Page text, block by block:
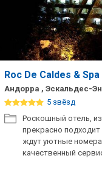
Roc De Caldes & Spa
Андорра , Эскальдес-
5 звёзд
Роскошный отель,
прекрасно
ждут уютные номера
качественный
Сетевые отели
Сетевые отели ОАЭ
Сетевые отели
Сетевые отели Шри
Сетевые отели